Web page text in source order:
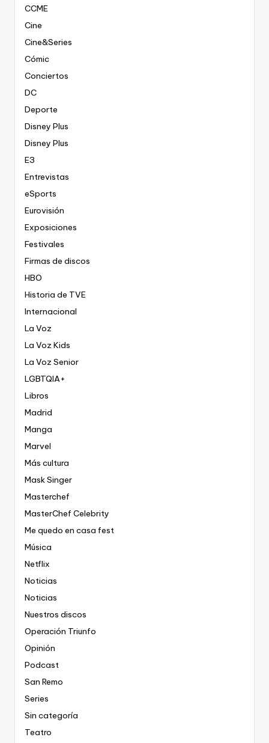
CCME
Cine
Cine&Series
Cómic
Conciertos
DC
Deporte
Disney Plus
Disney Plus
E3
Entrevistas
eSports
Eurovisión
Exposiciones
Festivales
Firmas de discos
HBO
Historia de TVE
Internacional
La Voz
La Voz Kids
La Voz Senior
LGBTQIA+
Libros
Madrid
Manga
Marvel
Más cultura
Mask Singer
Masterchef
MasterChef Celebrity
Me quedo en casa fest
Música
Netflix
Noticias
Noticias
Nuestros discos
Operación Triunfo
Opinión
Podcast
San Remo
Series
Sin categoría
Teatro